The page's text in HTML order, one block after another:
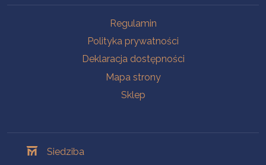
Regulamin
Polityka prywatności
Deklaracja dostępności
Mapa strony
Sklep
Siedziba